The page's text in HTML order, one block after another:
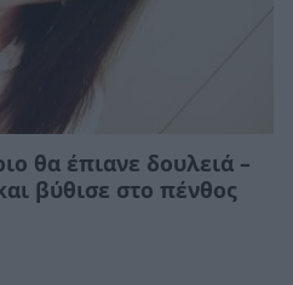
θα έπιανε δουλειά –
βύθισε στο πένθος